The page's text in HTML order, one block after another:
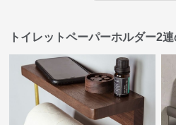
トイレットペーパーホルダー2